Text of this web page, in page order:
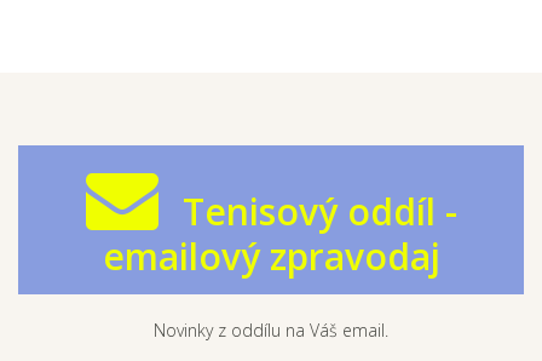
Tenisový oddíl -
emailový zpravodaj
Novinky z oddílu na Váš email.